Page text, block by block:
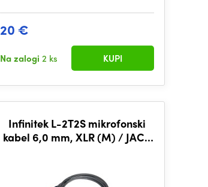
20 €
Na zalogi 2 ks KUPI
Infinitek L-2T2S mikrofonski
kabel 6,0 mm, XLR (M) / JACK